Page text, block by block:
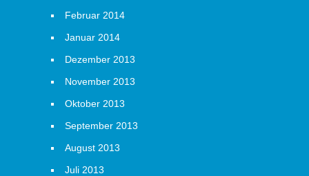
Februar 2014
Januar 2014
Dezember 2013
November 2013
Oktober 2013
September 2013
August 2013
Juli 2013